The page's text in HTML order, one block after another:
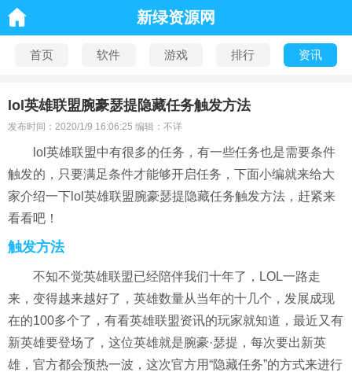
新绿资源网
首页 软件 游戏 排行 资讯
lol英雄联盟腕豪瑟提隐藏任务触发方法
发布时间：2020/1/9 16:06:25 编辑：不详
lol英雄联盟中有很多的任务，有一些任务也是需要条件
触发的，只要满足条件才能够开启任务，下面小编就来给大
家介绍一下lol英雄联盟腕豪瑟提隐藏任务触发方法，赶紧来
看看吧！
触发方法
不知不觉英雄联盟已经陪伴我们十年了，LOL一路走
来，变得越来越好了，英雄数量从当年的十几个，发展成现
在的100多个了，有看英雄联盟资讯的玩家就知道，最近又有
新英雄要登场了，这位英雄就是腕豪·瑟提，每次要出新英
雄，官方都会预热一波，这次官方用“隐藏任务”的方式来进行